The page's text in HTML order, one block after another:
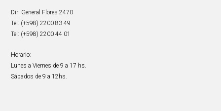
Dir: General Flores 2470
Tel: (+598) 2200 83 49
Tel: (+598) 2200 44 01
Horario:
Lunes a Viernes de 9 a 17 hs.
Sábados de 9 a 12hs.